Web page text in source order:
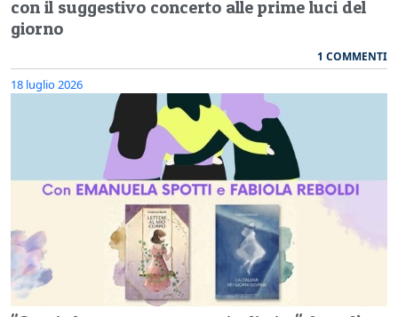
con il suggestivo concerto alle prime luci del
giorno
1 COMMENTI
18 luglio 2026